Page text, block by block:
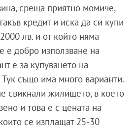
среща приятно момиче,
кредит и иска да си купи
лв. и от който няма
е добро използване на
е за купуването на
също има много варианти.
свикнали жилището, в което
и това е с цената на
се изплащат 25-30